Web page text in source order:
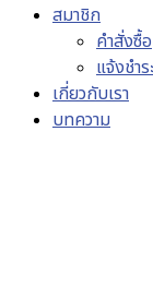
สมาชิก
คำสั่งซื้อ
แจ้งชำร
เกี่ยวกับเรา
บทความ